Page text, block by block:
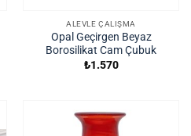
ALEVLE ÇALIŞMA
Opal Geçirgen Beyaz
Borosilikat Cam Çubuk
₺1.570